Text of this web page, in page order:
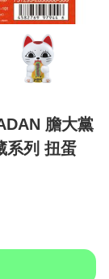
膽大黨
系列 扭蛋